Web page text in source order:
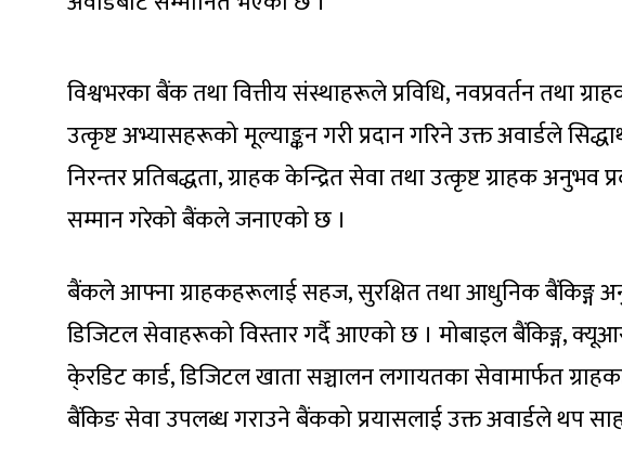
विश्वभरका बैंक तथा वित्तीय संस्थाहरूले प्रविधि, नवप्रवर्तन तथा
उत्कृष्ट अभ्यासहरूको मूल्याङ्कन गरी प्रदान गरिने उक्त अवार्डले
निरन्तर प्रतिबद्धता, ग्राहक केन्द्रित सेवा तथा उत्कृष्ट ग्राहक अनुभव
सम्मान गरेको बैंकले जनाएको छ ।
बैंकले आफ्ना ग्राहकहरूलाई सहज, सुरक्षित तथा आधुनिक बैंकिङ्ग
डिजिटल सेवाहरूको विस्तार गर्दै आएको छ । मोबाइल बैंकिङ्ग,
के्रडिट कार्ड, डिजिटल खाता सञ्चालन लगायतका सेवामार्फत
बैंकिङ सेवा उपलब्ध गराउने बैंकको प्रयासलाई उक्त अवार्डले थप